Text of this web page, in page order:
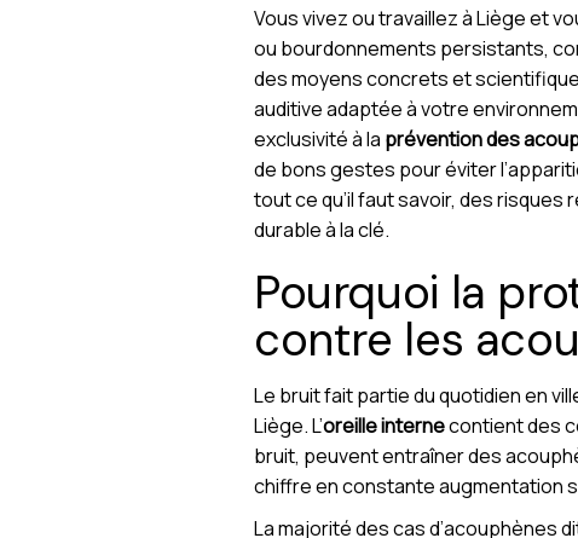
Vous vivez ou travaillez à Liège et
ou bourdonnements persistants,
des moyens concrets et
auditive adaptée à votre
exclusivité à la prévention des
de bons gestes pour éviter
tout ce qu’il faut savoir, des
durable à la clé.
Pourquoi la
contre les
Le bruit fait partie du quotidien en
Liège. L’oreille internecontient des
bruit, peuvent entraîner des
chiffre en constante augmentation
La majorité des cas d’acouphènes